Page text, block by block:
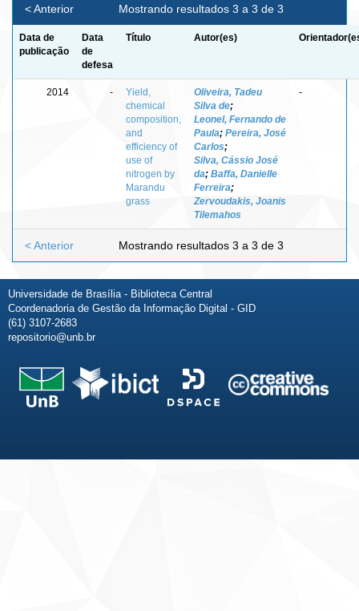
Mostrando resultados 3 a 3 de 3
< Anterior
Data de
publicação
Data
de
defesa
Título Autor(es)
2014 -
Yield,
chemical
composition,
and
efficiency of
use of
nitrogen by
Marandu
grass
Oliveira, Tadeu
Silva de;
Leonel, Fernando de
Paula; Pereira, José
Carlos;
Silva, Cássio José
da; Baffa, Danielle
Ferreira;
Zervoudakis, Joanis
Tilemahos
-
Mostrando resultados 3 a 3 de 3
< Anterior
Universidade de Brasília - Biblioteca Central
Coordenadoria de Gestão da Informação Digital - GID
(61) 3107-2683
repositorio@unb.br